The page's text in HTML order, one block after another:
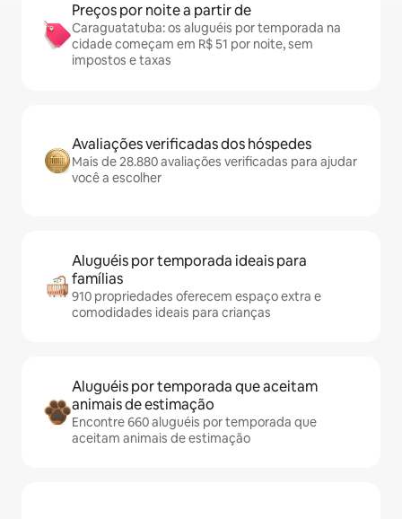
Preços por noite a partir de
Caraguatatuba: os aluguéis por temporada na
cidade começam em R$ 51 por noite, sem
impostos e taxas
Avaliações verificadas dos hóspedes
Mais de 28.880 avaliações verificadas para ajudar
você a escolher
Aluguéis por temporada ideais para
famílias
910 propriedades oferecem espaço extra e
comodidades ideais para crianças
Aluguéis por temporada que aceitam
animais de estimação
Encontre 660 aluguéis por temporada que
aceitam animais de estimação